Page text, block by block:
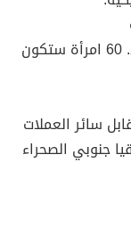
دور المرأة في المواقع الإدارية سوف يزداد. 60 امرأة ستكون
الجنوبية بمقدار 30% مقابل سائر العملات
جنوبي الصحراء